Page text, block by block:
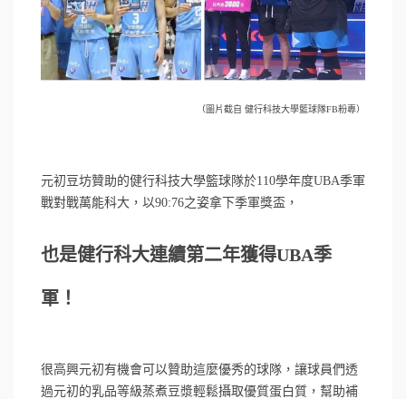
（圖片截自 健行科技大學籃球隊FB粉專）
元初豆坊贊助的健行科技大學籃球隊於110學年度UBA季軍
戰對戰萬能科大，以90:76之姿拿下季軍獎盃，
也是健行科大連續第二年獲得UBA季
軍！
很高興元初有機會可以贊助這麼優秀的球隊，讓球員們透
過元初的乳品等級蒸煮豆漿輕鬆攝取優質蛋白質，幫助補